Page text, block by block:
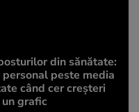
din sănătate:
peste media
când cer creșteri
grafic